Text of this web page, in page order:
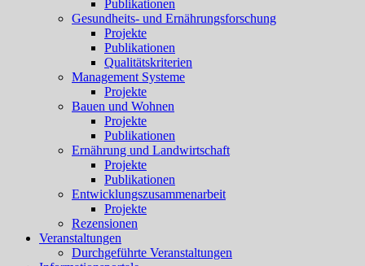
Publikationen
Gesundheits- und Ernährungsforschung
Projekte
Publikationen
Qualitätskriterien
Management Systeme
Projekte
Bauen und Wohnen
Projekte
Publikationen
Ernährung und Landwirtschaft
Projekte
Publikationen
Entwicklungszusammenarbeit
Projekte
Rezensionen
Veranstaltungen
Durchgeführte Veranstaltungen